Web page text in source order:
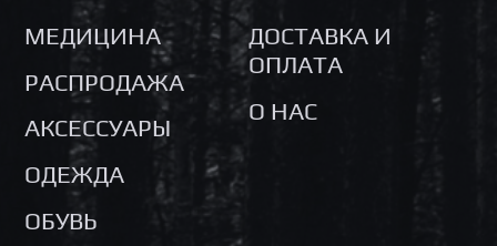
МЕДИЦИНА
РАСПРОДАЖА
АКСЕССУАРЫ
ОДЕЖДА
ОБУВЬ
ДОСТАВКА И
ОПЛАТА
О НАС